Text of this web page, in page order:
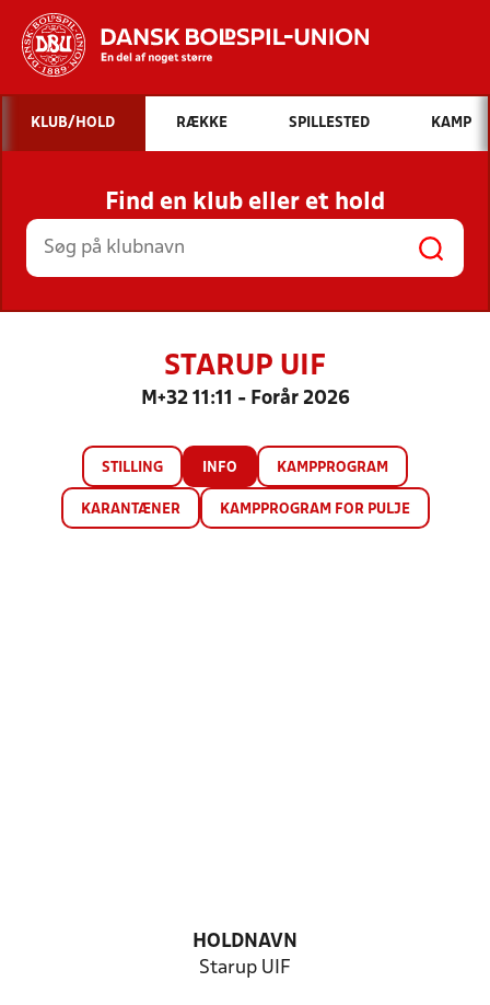
Hvad vil du søge efter?
INDHOLD OG NYHEDER
STILLINGER, RESULTATER, KLUBBER OG
HOLD
KLUB/HOLD RÆKKE SPILLESTED KAMP
Find en klub eller et hold
STARUP UIF
M+32 11:11 - Forår 2026
STILLING INFO KAMPPROGRAM
KARANTÆNER KAMPPROGRAM FOR PULJE
HOLDNAVN
Starup UIF